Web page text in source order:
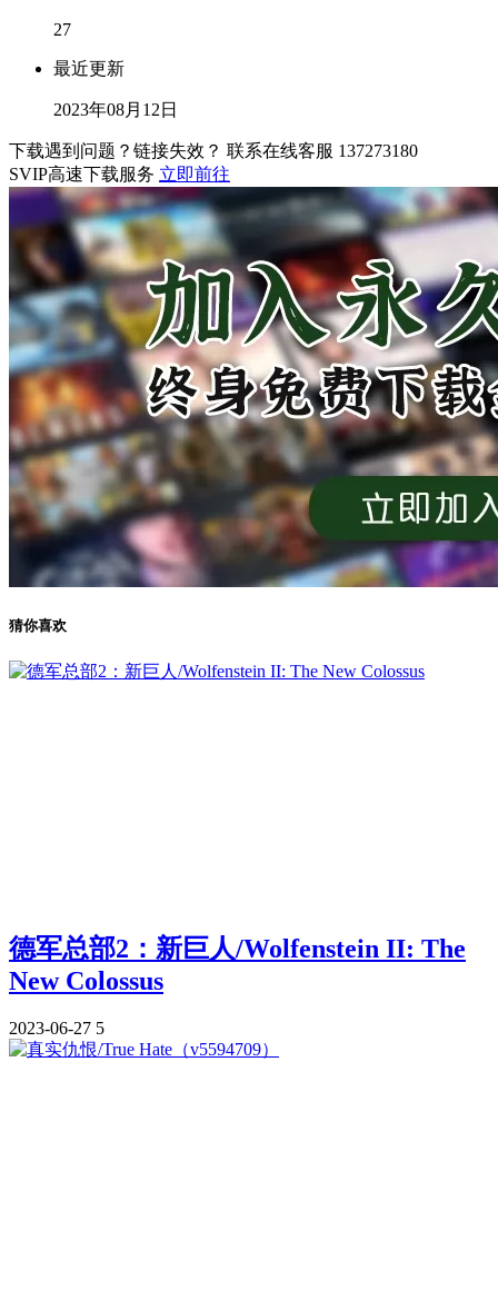
27
最近更新
2023年08月12日
下载遇到问题？链接失效？ 联系在线客服 137273180
SVIP高速下载服务 立即前往
猜你喜欢
德军总部2：新巨人/Wolfenstein II: The
New Colossus
2023-06-27 5